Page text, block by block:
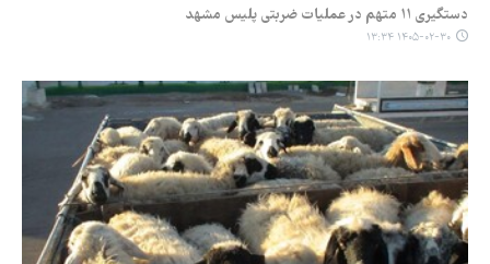
دستگیری ۱۱ متهم در عملیات ضربتی پلیس مشهد
۱۴۰۵-۰۲-۳۰ ۱۳:۳۴